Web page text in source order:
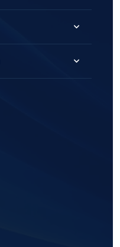
expand_more
expand_more